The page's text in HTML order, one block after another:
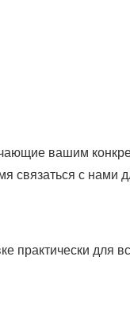
вашим
связаться с нами
практически для